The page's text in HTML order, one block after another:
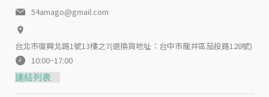
54amago@gmail.com
台北市復興北路1號13樓之7(退換貨地址：台中市龍井區茄投路128號)
10:00~17:00
連結列表